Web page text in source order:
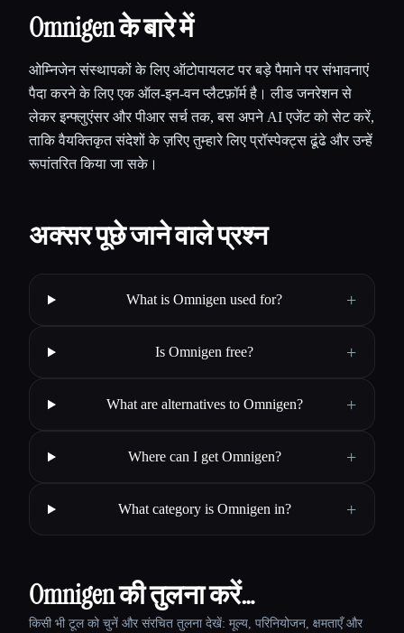
Omnigen के बारे में
ओम्निजेन संस्थापकों के लिए ऑटोपायलट पर बड़े पैमाने पर संभावनाएं
पैदा करने के लिए एक ऑल-इन-वन प्लैटफ़ॉर्म है। लीड जनरेशन से
लेकर इन्फ्लुएंसर और पीआर सर्च तक, बस अपने AI एजेंट को सेट करें,
ताकि वैयक्तिकृत संदेशों के ज़रिए तुम्हारे लिए प्रॉस्पेक्ट्स ढूंढे और उन्हें
रूपांतरित किया जा सके।
अक्सर पूछे जाने वाले प्रश्न
What is Omnigen used for? +
Is Omnigen free? +
What are alternatives to Omnigen? +
Where can I get Omnigen? +
What category is Omnigen in? +
Omnigen की तुलना करें…
किसी भी टूल को चुनें और संरचित तुलना देखें: मूल्य, परिनियोजन, क्षमताएँ और